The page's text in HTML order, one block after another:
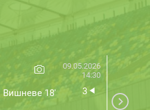
09.05.2026
14:30
Вишневе 18' 3